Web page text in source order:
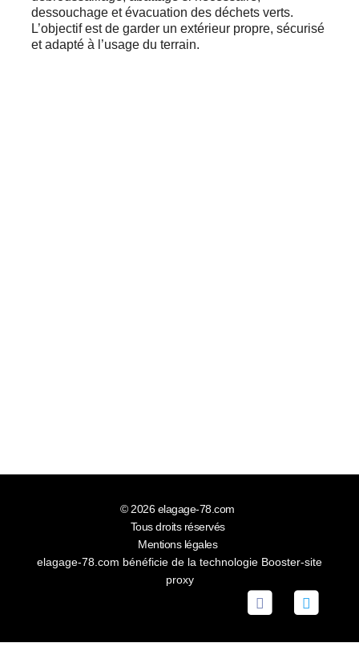
dessouchage et évacuation des déchets verts.
L’objectif est de garder un extérieur propre, sécurisé
et adapté à l’usage du terrain.
© 2026elagage-78.com
Tous droits réservés
Mentions légales
elagage-78.com bénéficie de la technologie Booster-site
proxy